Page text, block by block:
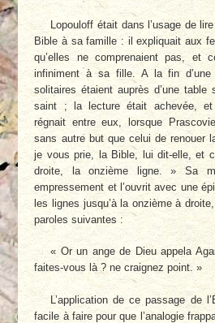
Lopouloff était dans l’usage de
Bible à sa famille : il expliquait aux
qu’elles ne comprenaient pas, et
infiniment à sa fille. A la fin
solitaires étaient auprès d’une
saint ; la lecture était achevée,
régnait entre eux, lorsque
sans autre but que celui de renouer
je vous prie, la Bible, lui dit-elle, et
droite, la onzième ligne. » Sa
empressement et l’ouvrit avec une
les lignes jusqu’à la onzième à
paroles suivantes :
« Or un ange de Dieu appela
faites-vous là ? ne craignez point. »
L’application de ce passage de
facile à faire pour que l’analogie